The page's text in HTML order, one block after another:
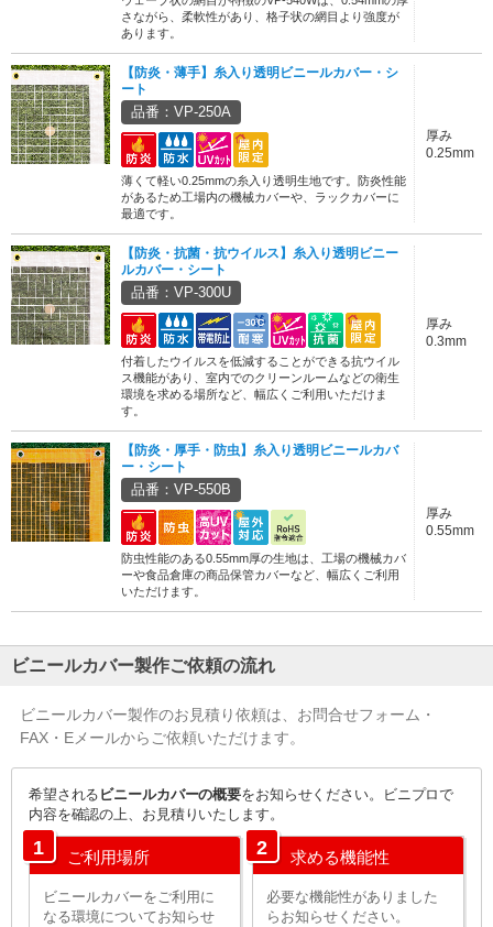
さながら、柔軟性があり、格子状の網目より強度が
あります。
【防炎・薄手】糸入り透明ビニールカバー・シ
ート
品番：VP-250A
薄くて軽い0.25mmの糸入り透明生地です。防炎性能
があるため工場内の機械カバーや、ラックカバーに
最適です。
厚み
0.25mm
【防炎・抗菌・抗ウイルス】糸入り透明ビニー
ルカバー・シート
品番：VP-300U
付着したウイルスを低減することができる抗ウイル
ス機能があり、室内でのクリーンルームなどの衛生
環境を求める場所など、幅広くご利用いただけま
す。
厚み
0.3mm
【防炎・厚手・防虫】糸入り透明ビニールカバ
ー・シート
品番：VP-550B
防虫性能のある0.55mm厚の生地は、工場の機械カバ
ーや食品倉庫の商品保管カバーなど、幅広くご利用
いただけます。
厚み
0.55mm
ビニールカバー製作ご依頼の流れ
ビニールカバー製作のお見積り依頼は、お問合せフォーム・
FAX・Eメールからご依頼いただけます。
希望される ビニールカバーの概要をお知らせください。ビニプロで
内容を確認の上、お見積りいたします。
1 ご利用場所
ビニールカバーをご利用に
なる環境についてお知らせ
2 求める機能性
必要な機能性がありました
らお知らせください。